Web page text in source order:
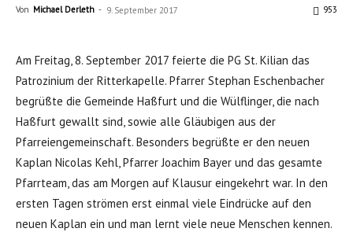
Von Michael Derleth - 9. September 2017 953
Am Freitag, 8. September 2017 feierte die PG St. Kilian das
Patrozinium der Ritterkapelle. Pfarrer Stephan Eschenbacher
begrüßte die Gemeinde Haßfurt und die Wülflinger, die nach
Haßfurt gewallt sind, sowie alle Gläubigen aus der
Pfarreiengemeinschaft. Besonders begrüßte er den neuen
Kaplan Nicolas Kehl, Pfarrer Joachim Bayer und das gesamte
Pfarrteam, das am Morgen auf Klausur eingekehrt war. In den
ersten Tagen strömen erst einmal viele Eindrücke auf den
neuen Kaplan ein und man lernt viele neue Menschen kennen.